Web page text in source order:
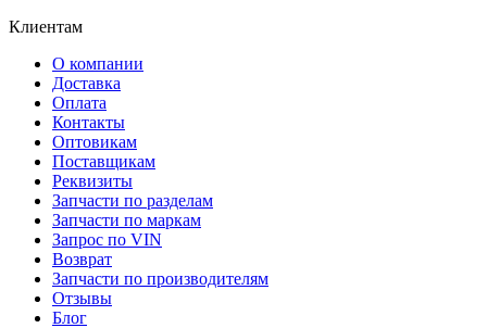
Клиентам
О компании
Доставка
Оплата
Контакты
Оптовикам
Поставщикам
Реквизиты
Запчасти по разделам
Запчасти по маркам
Запрос по VIN
Возврат
Запчасти по производителям
Отзывы
Блог